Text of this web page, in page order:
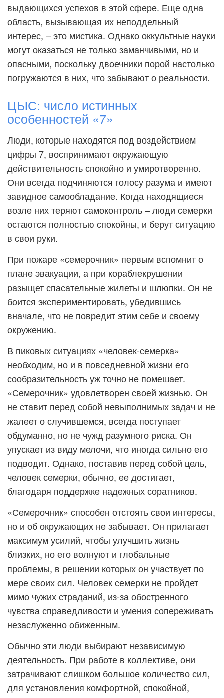
выдающихся успехов в этой сфере. Еще одна
область, вызывающая их неподдельный
интерес, – это мистика. Однако оккультные науки
могут оказаться не только заманчивыми, но и
опасными, поскольку двоечники порой настолько
погружаются в них, что забывают о реальности.
ЦЫС: число истинных
особенностей «7»
Люди, которые находятся под воздействием
цифры 7, воспринимают окружающую
действительность спокойно и умиротворенно.
Они всегда подчиняются голосу разума и имеют
завидное самообладание. Когда находящиеся
возле них теряют самоконтроль – люди семерки
остаются полностью спокойны, и берут ситуацию
в свои руки.
При пожаре «семерочник» первым вспомнит о
плане эвакуации, а при кораблекрушении
разыщет спасательные жилеты и шлюпки. Он не
боится экспериментировать, убедившись
вначале, что не повредит этим себе и своему
окружению.
В пиковых ситуациях «человек-семерка»
необходим, но и в повседневной жизни его
сообразительность уж точно не помешает.
«Семерочник» удовлетворен своей жизнью. Он
не ставит перед собой невыполнимых задач и не
жалеет о случившемся, всегда поступает
обдуманно, но не чужд разумного риска. Он
упускает из виду мелочи, что иногда сильно его
подводит. Однако, поставив перед собой цель,
человек семерки, обычно, ее достигает,
благодаря поддержке надежных соратников.
«Семерочник» способен отстоять свои интересы,
но и об окружающих не забывает. Он прилагает
максимум усилий, чтобы улучшить жизнь
близких, но его волнуют и глобальные
проблемы, в решении которых он участвует по
мере своих сил. Человек семерки не пройдет
мимо чужих страданий, из-за обостренного
чувства справедливости и умения сопереживать
незаслуженно обиженным.
Обычно эти люди выбирают независимую
деятельность. При работе в коллективе, они
затрачивают слишком большое количество сил,
для установления комфортной, спокойной,